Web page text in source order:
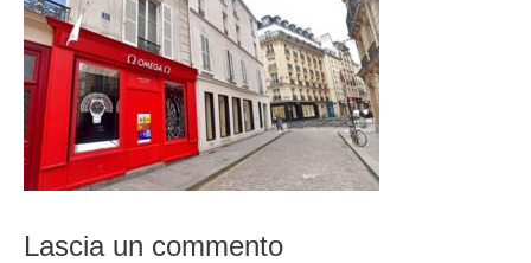
Lascia un commento